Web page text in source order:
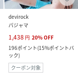
devirock
パジャマ
1,438 円 20%OFF
196ポイント(15%ポイントバ
ック)
クーポン対象